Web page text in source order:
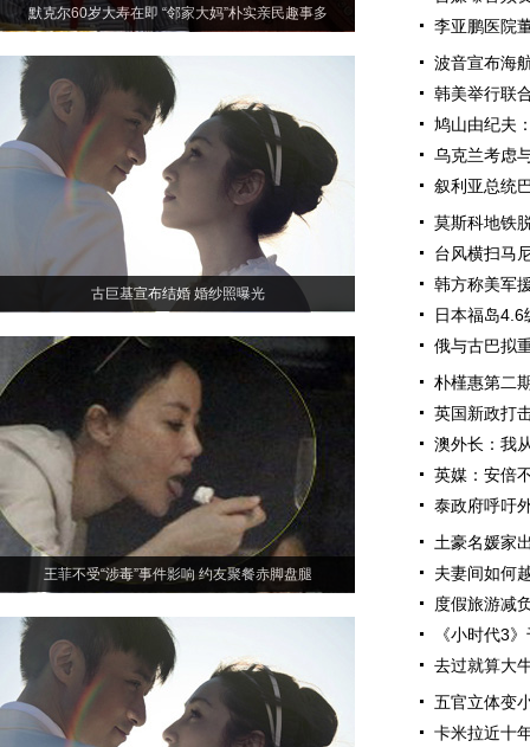
李亚鹏医院
默克尔60岁大寿在即 “邻家大妈”朴实亲民趣事多
波音宣布海
韩美举行联
鸠山由纪夫
乌克兰考虑
叙利亚总统
莫斯科地铁
台风横扫马
韩方称美军
日本福岛
俄与古巴拟
朴槿惠第二
英国新政打
澳外长：我
英媒：安倍
泰政府呼吁
古巨基宣布结婚 婚纱照曝光
王菲不受“涉毒”事件影响 约友聚餐赤脚盘腿
土豪名媛家
夫妻间如何
度假旅游减
《小时代3
去过就算大
五官立体变
卡米拉近十